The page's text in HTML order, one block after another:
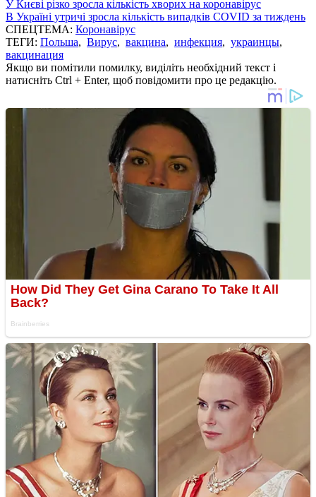
У Києві різко зросла кількість хворих на коронавірус
В Україні утричі зросла кількість випадків COVID за тиждень
СПЕЦТЕМА: Коронавірус
ТЕГИ: Польша, Вирус, вакцина, инфекция, украинцы,
вакцинация
Якщо ви помітили помилку, виділіть необхідний текст і
натисніть Ctrl + Enter, щоб повідомити про це редакцію.